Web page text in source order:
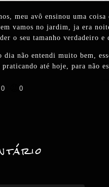
meu avô ensinou uma
vamos no jardim, ja era
o seu tamanho
não entendi muito bem,
até hoje, para não
0 0